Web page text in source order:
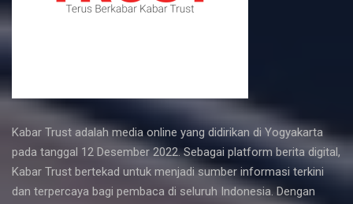
Kabar Trust adalah media online yang didirikan di Yogyakarta
pada tanggal 12 Desember 2022. Sebagai platform berita digital,
Kabar Trust bertekad untuk menjadi sumber informasi terkini
dan terpercaya bagi pembaca di seluruh Indonesia. Dengan